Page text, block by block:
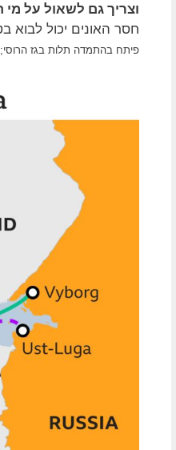
וצריך גם לשאול על מי תשפיע
חסר האונים יכול לבוא
פיתח בהתמדה תלות בגז